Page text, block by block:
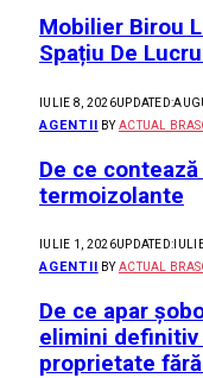
Mobilier Birou
Spațiu De
IULIE 8, 2026UPDATED:
AGENTII BY ACTUAL
De ce
termoizolante
IULIE 1, 2026UPDATED:
AGENTII BY ACTUAL
De ce apar
elimini definitiv
proprietate